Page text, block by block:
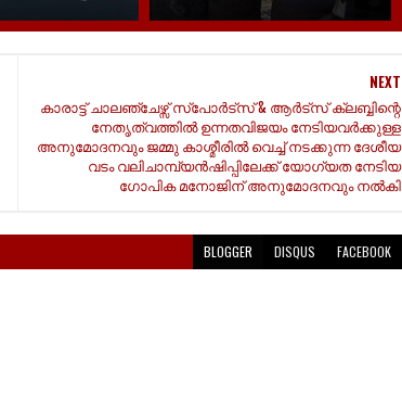
NEXT
കാരാട്ട് ചാലഞ്ചേഴ്സ് സ്പോർട്സ് & ആർട്സ് ക്ലബ്ബിന്റെ
നേതൃത്വത്തിൽ ഉന്നതവിജയം നേടിയവർക്കുള്ള
അനുമോദനവും ജമ്മു കാശ്മീരിൽ വെച്ച് നടക്കുന്ന ദേശീയ
വടം വലിചാമ്പ്യൻഷിപ്പിലേക്ക് യോഗ്യത നേടിയ
ഗോപിക മനോജിന് അനുമോദനവും നൽകി
BLOGGER DISQUS FACEBOOK